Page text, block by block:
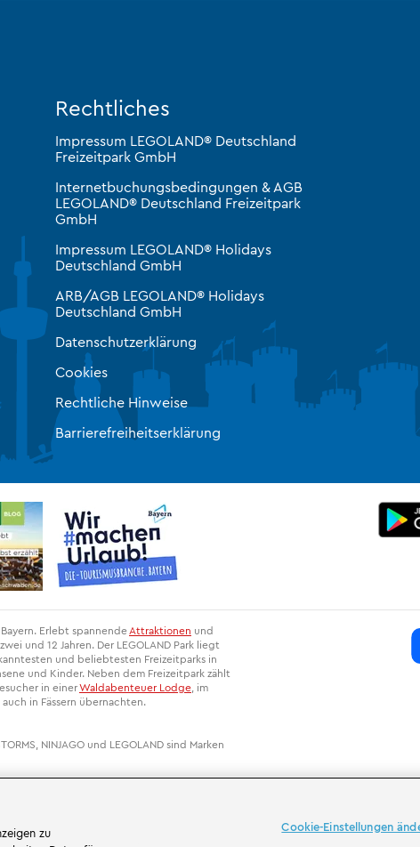
Rechtliches
Impressum LEGOLAND® Deutschland
Freizeitpark GmbH
Internetbuchungsbedingungen & AGB
LEGOLAND® Deutschland Freizeitpark
GmbH
Impressum LEGOLAND® Holidays
Deutschland GmbH
ARB/AGB LEGOLAND® Holidays
Deutschland GmbH
Datenschutzerklärung
Cookies
Rechtliche Hinweise
Barrierefreiheitserklärung
Erlebt spannendeAttraktionen und
und 12 Jahren. Der LEGOLAND Park liegt
und beliebtesten Freizeitparks in
und Kinder. Neben dem Freizeitpark zählt
in einerWaldabenteuer Lodge, im
in Fässern übernachten.
NINJAGO und LEGOLAND sind Marken
zu
Cookie-Einstellungen